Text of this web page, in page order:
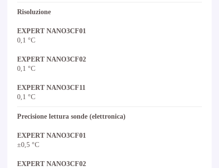
Risoluzione
EXPERT NANO3CF01
0,1 °C
EXPERT NANO3CF02
0,1 °C
EXPERT NANO3CF11
0,1 °C
Precisione lettura sonde (elettronica)
EXPERT NANO3CF01
±0,5 °C
EXPERT NANO3CF02